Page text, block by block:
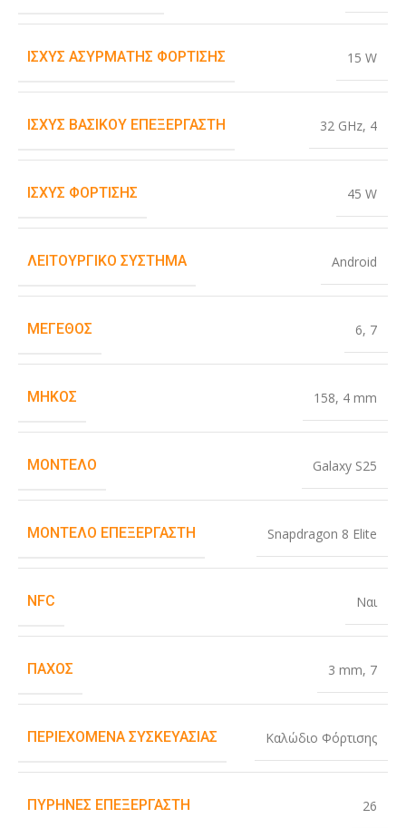
ΙΣΧΎΣ ΑΣΎΡΜΑΤΗΣ ΦΌΡΤΙΣΗΣ 15 W
ΙΣΧΎΣ ΒΑΣΙΚΟΎ ΕΠΕΞΕΡΓΑΣΤΉ 32 GHz, 4
ΙΣΧΎΣ ΦΌΡΤΙΣΗΣ 45 W
ΛΕΙΤΟΥΡΓΙΚΌ ΣΎΣΤΗΜΑ Android
ΜΈΓΕΘΟΣ 6, 7
ΜΉΚΟΣ 158, 4 mm
ΜΟΝΤΈΛΟ Galaxy S25
ΜΟΝΤΈΛΟ ΕΠΕΞΕΡΓΑΣΤΉ Snapdragon 8 Elite
NFC Ναι
ΠΆΧΟΣ 3 mm, 7
ΠΕΡΙΕΧΌΜΕΝΑ ΣΥΣΚΕΥΑΣΊΑΣ Καλώδιο Φόρτισης
ΠΥΡΉΝΕΣ ΕΠΕΞΕΡΓΑΣΤΉ 26